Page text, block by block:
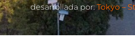
desarrollada por: Tokyo –